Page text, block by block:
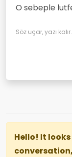
O sebeple
Söz uçar, yazı
Hello! It